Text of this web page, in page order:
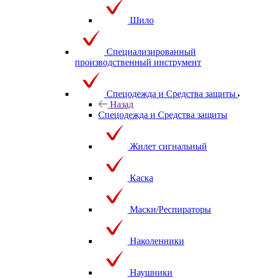
Шило
Специализированный
производственный инструмент
Спецодежда и Средства защиты
Назад
Спецодежда и Средства защиты
Жилет сигнальный
Каска
Маски/Респираторы
Наколенники
Наушники